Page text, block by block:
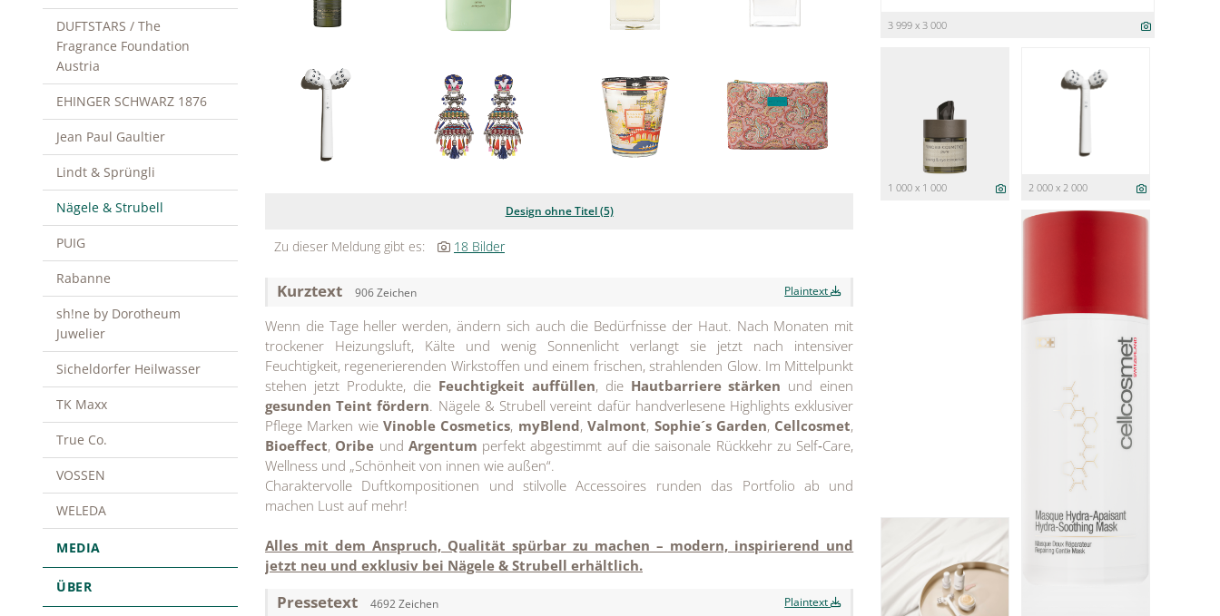
DUFTSTARS / The
Fragrance Foundation
Austria
EHINGER SCHWARZ 1876
Jean Paul Gaultier
Lindt & Sprüngli
Nägele & Strubell
PUIG
Rabanne
sh!ne by Dorotheum
Juwelier
Sicheldorfer Heilwasser
TK Maxx
True Co.
VOSSEN
WELEDA
MEDIA
ÜBER
Design ohne Titel (5)
Zu dieser Meldung gibt es: 18 Bilder
Kurztext 906 Zeichen Plaintext
Wenn die Tage heller werden, ändern sich auch die Bedürfnisse der Haut. Nach Monaten mit
trockener Heizungsluft, Kälte und wenig Sonnenlicht verlangt sie jetzt nach intensiver
Feuchtigkeit, regenerierenden Wirkstoffen und einem frischen, strahlenden Glow. Im Mittelpunkt
stehen jetzt Produkte, die Feuchtigkeit auffüllen, die Hautbarriere stärken und einen
gesunden Teint fördern. Nägele & Strubell vereint dafür handverlesene Highlights exklusiver
Pflege Marken wieVinoble Cosmetics, myBlend,Valmont, Sophie´s Garden,Cellcosmet,
Bioeffect, Oribe und Argentum perfekt abgestimmt auf die saisonale Rückkehr zu Self‑Care,
Wellness und „Schönheit von innen wie außen“.
Charaktervolle Duftkompositionen und stilvolle Accessoires runden das Portfolio ab und
machen Lust auf mehr!
Alles mit dem Anspruch, Qualität spürbar zu machen – modern, inspirierend und
jetzt neu und exklusiv bei Nägele & Strubell erhältlich.
Pressetext 4692 Zeichen Plaintext
3 999 x 3 000
1 000 x 1 000 2 000 x 2 000